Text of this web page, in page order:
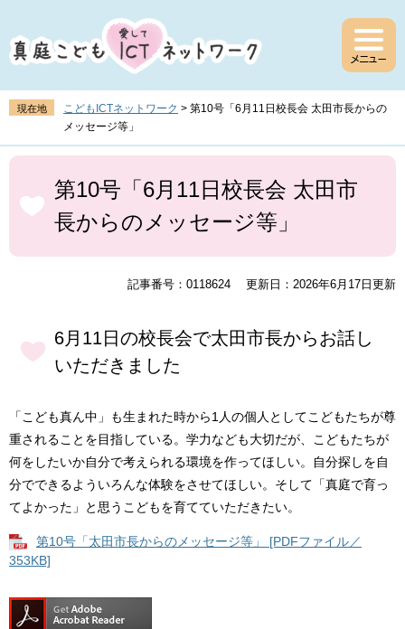
ジ
の
頭
す
。
ュ
ー
飛
し
て
現在地 こどもICTネットワーク > 第10号「6月11日校長会 太田市長からの
メッセージ等」
本
第10号「6月11日校長会 太田市
長からのメッセージ等」
記事番号：0118624 更新日：2026年6月17日更新
6月11日の校長会で太田市長からお話し
いただきました
「こども真ん中」も生まれた時から1人の個人としてこどもたちが尊
重されることを目指している。学力なども大切だが、こどもたちが
何をしたいか自分で考えられる環境を作ってほしい。自分探しを自
分でできるよういろんな体験をさせてほしい。そして「真庭で育っ
てよかった」と思うこどもを育てていただきたい。
第10号「太田市長からのメッセージ等」 [PDFファイル／
353KB]